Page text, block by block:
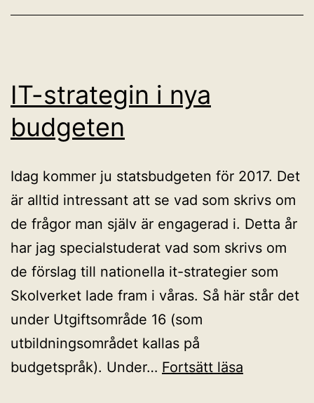
IT-strategin i nya
budgeten
Idag kommer ju statsbudgeten för 2017. Det
är alltid intressant att se vad som skrivs om
de frågor man själv är engagerad i. Detta år
har jag specialstuderat vad som skrivs om
de förslag till nationella it-strategier som
Skolverket lade fram i våras. Så här står det
under Utgiftsområde 16 (som
utbildningsområdet kallas på
budgetspråk). Under… Fortsätt läsa